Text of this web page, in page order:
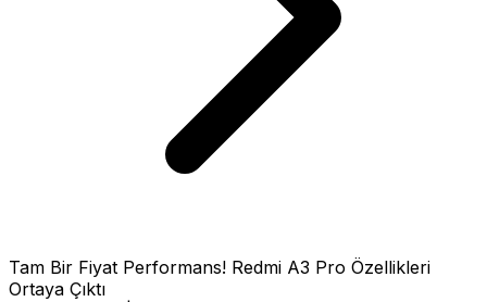
Tam Bir Fiyat Performans! Redmi A3 Pro Özellikleri
Ortaya Çıktı